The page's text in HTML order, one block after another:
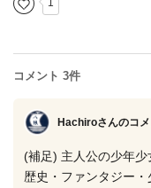
1
コメント 3件
Hachiroさんのコ
(補足) 主人公の少年少
歴史・ファンタジー・